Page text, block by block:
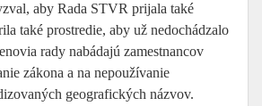
aby Rada STVR prijala také
také prostredie, aby už nedochádzalo
rady nabádajú zamestnancov
zákona a na nepoužívanie
geografických názvov.